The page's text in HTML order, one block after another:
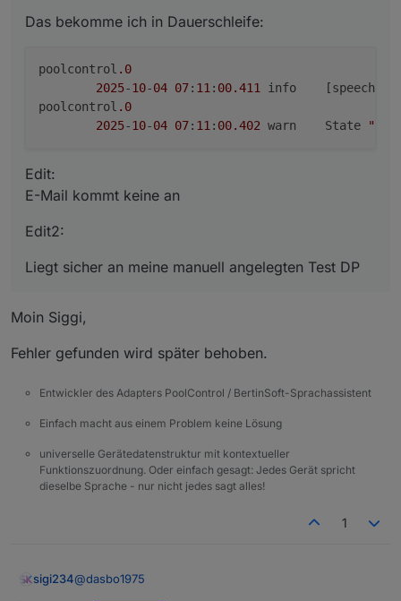
Edit2:
Das bekomme ich in Dauerschleife:
poolcontrol .0
2025-10-04 07: 11 : 00.411
info
poolcontrol .0
2025-10-04 07: 11 : 00.402
	warn	State
Edit:
E-Mail kommt keine an
Edit2:
Liegt sicher an meine manuell angelegten Test DP
Moin Siggi,
Fehler gefunden wird später behoben.
Entwickler des Adapters PoolControl / BertinSoft-Sprachassistent
Einfach macht aus einem Problem keine Lösung
universelle Gerätedatenstruktur mit kontextueller
Funktionszuordnung. Oder einfach gesagt: Jedes Gerät spricht
dieselbe Sprache - nur nicht jedes sagt alles!
1
sigi234@dasbo1975